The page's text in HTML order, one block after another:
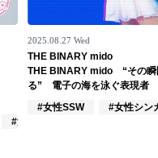
#女性アイドル
2025.08.27 Wed
THE BINARY mido
THE BINARY mido “その瞬
る” 電子の海を泳ぐ表現者
#女性SSW
#女性シン